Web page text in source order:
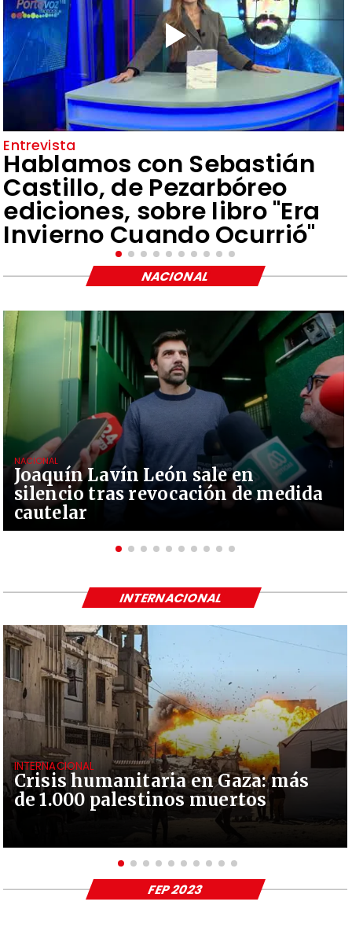
Entrevista
Hablamos con Sebastián
Castillo, de Pezarbóreo
ediciones, sobre libro "Era
Invierno Cuando Ocurrió"
Joaquín Lavín León sale en
silencio tras revocación de medida
cautelar
NACIONAL
NACIONAL
Crisis humanitaria en Gaza: más
de 1.000 palestinos muertos
INTERNACIONAL
INTERNACIONAL
FEP 2023